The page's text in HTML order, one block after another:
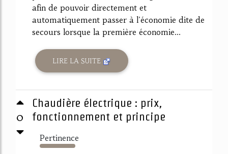
afin de pouvoir directement et
automatiquement passer à l'économie dite de
secours lorsque la première économie...
LIRE LA SUITE
0
Chaudière électrique : prix,
fonctionnement et principe
Pertinence
2534%